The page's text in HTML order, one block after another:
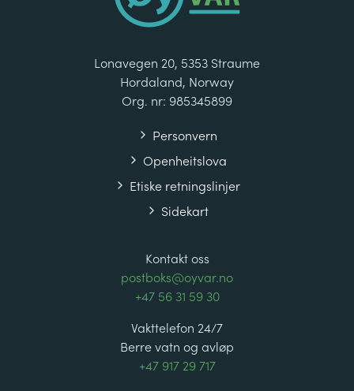
Lonavegen 20, 5353 Straume
Hordaland, Norway
Org. nr: 985345899
Personvern
Openheitslova
Etiske retningslinjer
Sidekart
Kontakt oss
postboks@oyvar.no
+47 56 31 59 30
Vakttelefon 24/7
Berre vatn og avløp
+47 917 29 717